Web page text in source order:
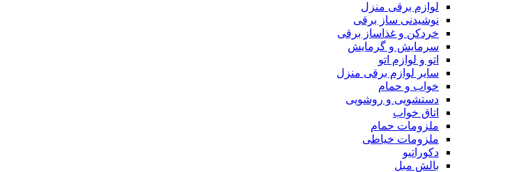
لوازم برقی منزل
نوشیدنی ساز برقی
خردکن و غذاساز برقی
سرمایش و گرمایش
اتو و لوازم اتو
سایر لوازم برقی منزل
خواب و حمام
دستشویی و روشویی
اتاق خواب
ملزومات حمام
ملزومات خیاطی
دکوراتیو
بالش مبل